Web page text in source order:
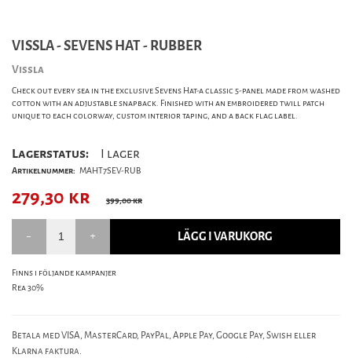
VISSLA - SEVENS HAT - RUBBER
Vissla
Check out every sea in the exclusive Sevens Hat-a classic 5-panel made from washed
cotton with an adjustable snapback. Finished with an embroidered twill patch
unique to each colorway, custom interior taping, and a back flag label.
Lagerstatus: I lager
Artikelnummer: MAHT7SEV-RUB
279,30 kr 399,00 kr
LÄGG I VARUKORG
Finns i följande kampanjer
Rea 30%
Betala med VISA, MasterCard, PayPal, Apple Pay, Google Pay, Swish eller
Klarna faktura.